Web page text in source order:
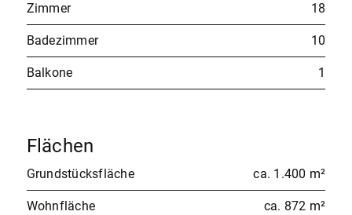
Zimmer 18
Badezimmer 10
Balkone 1
Flächen
Grundstücksfläche ca. 1.400 m²
Wohnfläche ca. 872 m²